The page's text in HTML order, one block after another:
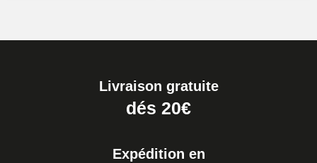
Livraison gratuite
dés 20€
Expédition en